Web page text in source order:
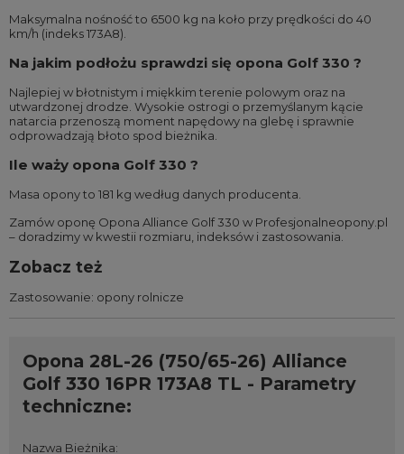
Maksymalna nośność to 6500 kg na koło przy prędkości do 40
km/h (indeks 173A8).
Na jakim podłożu sprawdzi się opona Golf 330 ?
Najlepiej w błotnistym i miękkim terenie polowym oraz na
utwardzonej drodze. Wysokie ostrogi o przemyślanym kącie
natarcia przenoszą moment napędowy na glebę i sprawnie
odprowadzają błoto spod bieżnika.
Ile waży opona Golf 330 ?
Masa opony to 181 kg według danych producenta.
Zamów oponę Opona Alliance Golf 330 w Profesjonalneopony.pl
– doradzimy w kwestii rozmiaru, indeksów i zastosowania.
Zobacz też
Zastosowanie: opony rolnicze
Opona 28L-26 (750/65-26) Alliance
Golf 330 16PR 173A8 TL - Parametry
techniczne:
Nazwa Bieżnika: